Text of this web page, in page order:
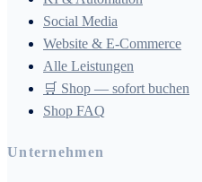
Social Media
Website & E-Commerce
Alle Leistungen
🛒 Shop — sofort buchen
Shop FAQ
Unternehmen